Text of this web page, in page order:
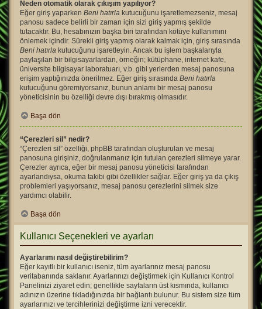
Neden otomatik olarak çıkışım yapılıyor?
Eğer giriş yaparken Beni hatırla kutucuğunu işaretlemezseniz, mesaj
panosu sadece belirli bir zaman için sizi giriş yapmış şekilde
tutacaktır. Bu, hesabınızın başka biri tarafından kötüye kullanımını
önlemek içindir. Sürekli giriş yapmış olarak kalmak için, giriş sırasında
Beni hatırla kutucuğunu işaretleyin. Ancak bu işlem başkalarıyla
paylaşılan bir bilgisayarlardan, örneğin; kütüphane, internet kafe,
üniversite bilgisayar laboratuarı, v.b. gibi yerlerden mesaj panosuna
erişim yaptığınızda önerilmez. Eğer giriş sırasında Beni hatırla
kutucuğunu göremiyorsanız, bunun anlamı bir mesaj panosu
yöneticisinin bu özelliği devre dışı bırakmış olmasıdır.
Başa dön
“Çerezleri sil” nedir?
“Çerezleri sil” özelliği, phpBB tarafından oluşturulan ve mesaj
panosuna girişiniz, doğrulanmanız için tutulan çerezleri silmeye yarar.
Çerezler ayrıca, eğer bir mesaj panosu yöneticisi tarafından
ayarlandıysa, okuma takibi gibi özellikler sağlar. Eğer giriş ya da çıkış
problemleri yaşıyorsanız, mesaj panosu çerezlerini silmek size
yardımcı olabilir.
Başa dön
Kullanıcı Seçenekleri ve ayarları
Ayarlarımı nasıl değiştirebilirim?
Eğer kayıtlı bir kullanıcı iseniz, tüm ayarlarınız mesaj panosu
veritabanında saklanır. Ayarlarınızı değiştirmek için Kullanıcı Kontrol
Panelinizi ziyaret edin; genellikle sayfaların üst kısmında, kullanıcı
adınızın üzerine tıkladığınızda bir bağlantı bulunur. Bu sistem size tüm
ayarlarınızı ve tercihlerinizi değiştirme izni verecektir.